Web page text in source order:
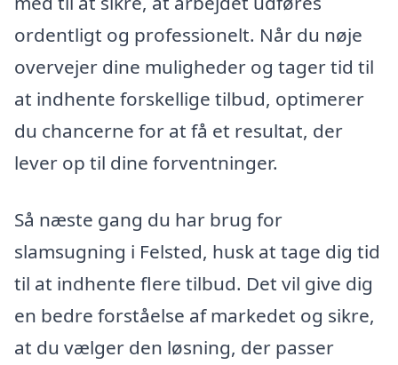
ordentligt og professionelt. Når du nøje
overvejer dine muligheder og tager tid til
at indhente forskellige tilbud, optimerer
du chancerne for at få et resultat, der
lever op til dine forventninger.
Så næste gang du har brug for
slamsugning i Felsted, husk at tage dig tid
til at indhente flere tilbud. Det vil give dig
en bedre forståelse af markedet og sikre,
at du vælger den løsning, der passer